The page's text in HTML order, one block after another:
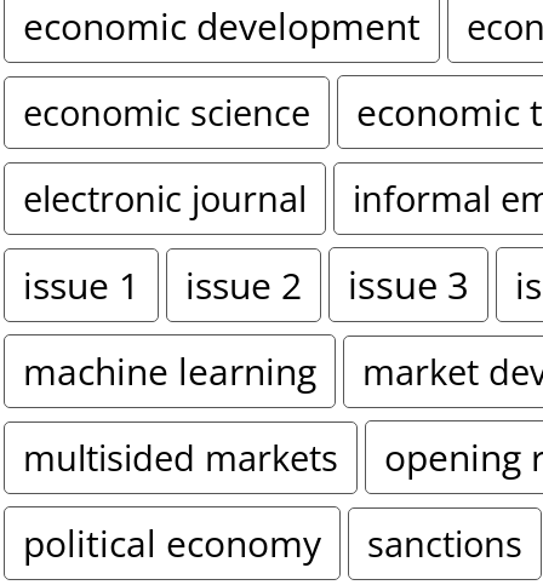
economic development
economic science
economic
electronic journal informal
issue 1 issue 2 issue 3
machine learning
market
multisided markets
opening
political economy
sanctions